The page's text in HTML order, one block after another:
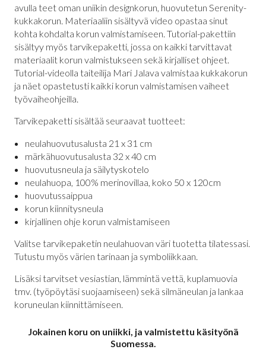
avulla teet oman uniikin designkorun, huovutetun Serenity-
kukkakorun. Materiaaliin sisältyvä video opastaa sinut
kohta kohdalta korun valmistamiseen. Tutorial-pakettiin
sisältyy myös tarvikepaketti, jossa on kaikki tarvittavat
materiaalit korun valmistukseen sekä kirjalliset ohjeet.
Tutorial-videolla taiteilija Mari Jalava valmistaa kukkakorun
ja näet opastetusti kaikki korun valmistamisen vaiheet
työvaiheohjeilla.
Tarvikepaketti sisältää seuraavat tuotteet:
neulahuovutusalusta 21 x 31 cm
märkähuovutusalusta 32 x 40 cm
huovutusneula ja säilytyskotelo
neulahuopa, 100% merinovillaa, koko 50 x 120cm
huovutussaippua
korun kiinnitysneula
kirjallinen ohje korun valmistamiseen
Valitse tarvikepaketin neulahuovan väri tuotetta tilatessasi.
Tutustu myös värien tarinaan ja symboliikkaan.
Lisäksi tarvitset vesiastian, lämmintä vettä, kuplamuovia
tmv. (työpöytäsi suojaamiseen) sekä silmäneulan ja lankaa
koruneulan kiinnittämiseen.
Jokainen koru on uniikki, ja valmistettu käsityönä
Suomessa.